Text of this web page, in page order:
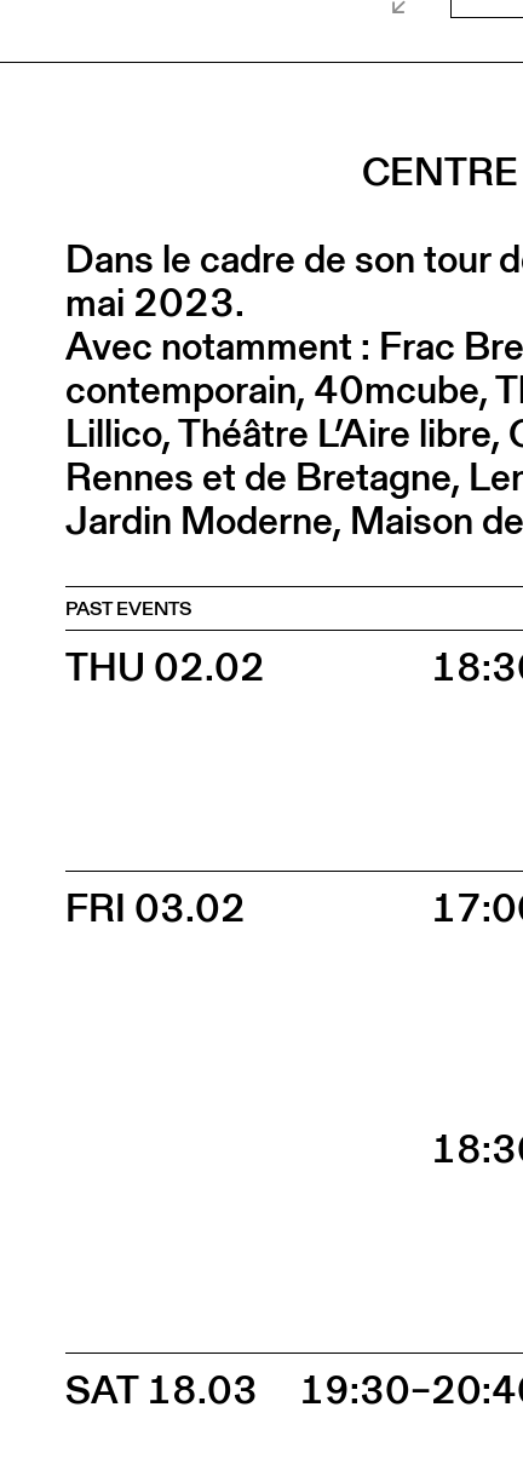
Dans le cadre de son tour
mai 2023.
Avec notamment : Frac
contemporain, 40mcube,
Lillico, Théâtre L’Aire
Rennes et de Bretagne,
Jardin Moderne, Maison
PAST EVENTS
THU 02.02
FRI 03.02
SAT 18.03